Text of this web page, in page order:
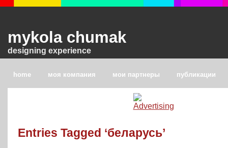
mykola chumak
designing experience
home моя компания мои партнеры публикации
Entries Tagged ‘беларусь’